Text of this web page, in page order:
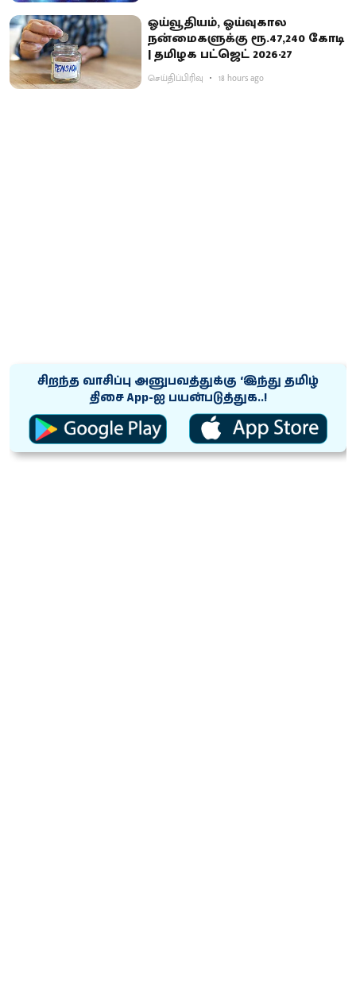
ஓய்வூதியம், ஓய்வுகால
நன்மைகளுக்கு ரூ.47,240 கோடி
| தமிழக பட்ஜெட் 2026-27
செய்திப்பிரிவு 18 hours ago
சிறந்த வாசிப்பு அனுபவத்துக்கு ‘இந்து தமிழ்
திசை App-ஐ பயன்படுத்துக..!